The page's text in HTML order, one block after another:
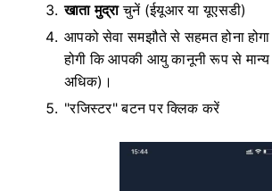
खाता मुद्राचुनें (ईयूआर या यूएसडी)
आपको सेवा समझौते से सहमत होना
होगी कि आपकी आयु कानूनी रूप से मान्य
अधिक)।
"रजिस्टर" बटन पर क्लिक करें